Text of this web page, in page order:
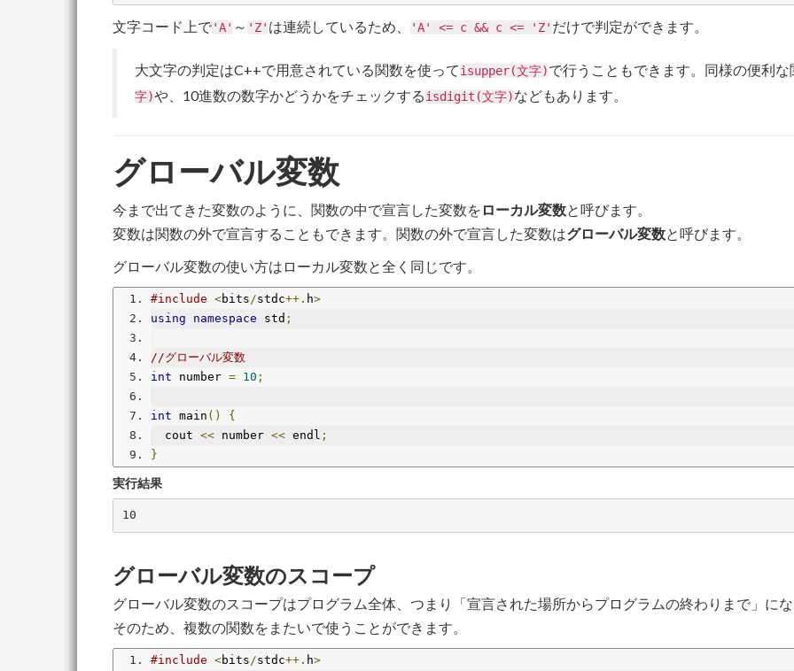
文字コード上で'A' ～ 'Z' は連続しているため、 'A' <= c && c <= 'Z' だけで判定ができます。
大文字の判定はC++で用意されている関数を使ってisupper(文字)で行うこともできます。同様の便利
字)や、10進数の数字かどうかをチェックするisdigit(文字)などもあります。
グローバル変数
今まで出てきた変数のように、関数の中で宣言した変数を ローカル変数と呼びます。
変数は関数の外で宣言することもできます。関数の外で宣言した変数はグローバル変数と呼びます。
グローバル変数の使い方はローカル変数と全く同じです。
#include <bits /stdc++. h>
using
namespace std ;
//グローバル変数
int number = 10 ;
int main ()
{
  cout
<< number << endl ;
}
実行結果
グローバル変数のスコープ
グローバル変数のスコープはプログラム全体、つまり「宣言された場所からプログラムの終わりまで」に
そのため、複数の関数をまたいで使うことができます。
#include <bits /stdc++. h>